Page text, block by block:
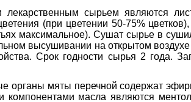
сырьем являются
(при цветении 50-75%
максимальное). Сушат сырье в
высушивании на открытом
Срок годности сырья 2 года.
органы мяты перечной содержат
масла являются